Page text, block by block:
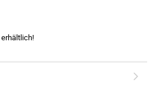
erhältlich!